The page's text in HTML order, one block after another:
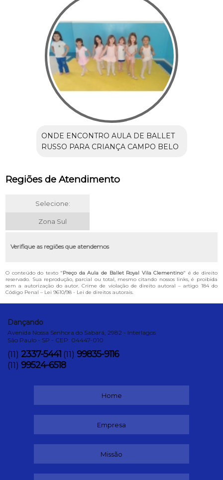
ONDE ENCONTRO AULA DE BALLET
RUSSO PARA CRIANÇA CAMPO BELO
Regiões de Atendimento
Selecione:
Zona Sul
Verifique as regiões que atendemos
O conteúdo do texto "Preço da Aula de Ballet Royal Vila Clementino" é de direito
reservado. Sua reprodução, parcial ou total, mesmo citando nossos links, é proibida
sem a autorização do autor. Crime de violação de direito autoral – artigo 184 do
Código Penal – Lei 9610/98 - Lei de direitos autorais.
Dançando
Avenida Nossa Senhora do Sabará, 2982 - Interlagos
São Paulo - SP - CEP: 04447-010
(11) 2337-5441 (11) 99835-9116
(11) 99524-6518
Home
Empresa
Missão